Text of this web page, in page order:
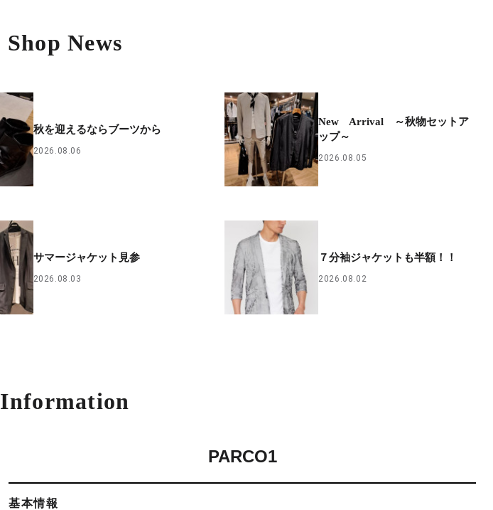
Shop News
秋を迎えるならブーツから
2026.08.06
New Arrival ～秋物セットア
ップ～
2026.08.05
サマージャケット見参
2026.08.03
７分袖ジャケットも半額！！
2026.08.02
Information
PARCO1
基本情報